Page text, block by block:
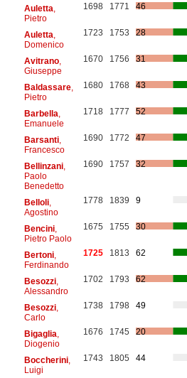
Auletta
Pietro
1698 1771 46
Auletta
Domenico
1723 1753 28
Avitrano,
Giuseppe
1670 1756 31
Baldassare,
Pietro
1680 1768 43
Barbella
Emanuele
1718 1777 52
Barsanti,
Francesco
1690 1772 47
Bellinzani,
Paolo
Benedetto
1690 1757 32
Belloli,
Agostino
1778 1839 9
Bencini,
Pietro Paolo
1675 1755 30
Bertoni,
Ferdinando
1725 1813 62
Besozzi,
Alessandro
1702 1793 62
Besozzi,
Carlo
1738 1798 49
Bigaglia
Diogenio
1676 1745 20
Boccherini,
Luigi
1743 1805 44